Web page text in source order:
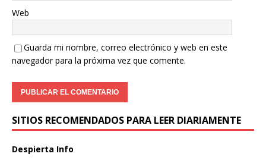
Web
Guarda mi nombre, correo electrónico y web en este
navegador para la próxima vez que comente.
SITIOS RECOMENDADOS PARA LEER DIARIAMENTE
Despierta Info